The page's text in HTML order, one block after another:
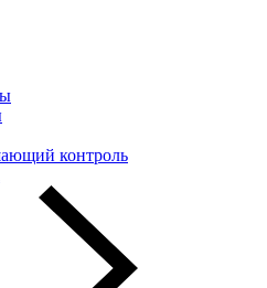
контроль